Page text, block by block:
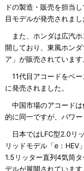
ドの製造・販売を担当
目モデルが発売されまし
また、ホンダは広汽ホ
開しており、東風ホン
ア」が販売されています
11代目アコードをベ
に発売されました。
中国市場のアコードは
的に同一ですが、パワ
日本ではLFC型2.0リ
リッドモデル「e：HEV
1.5リッター直列4気筒
デルが展開されています